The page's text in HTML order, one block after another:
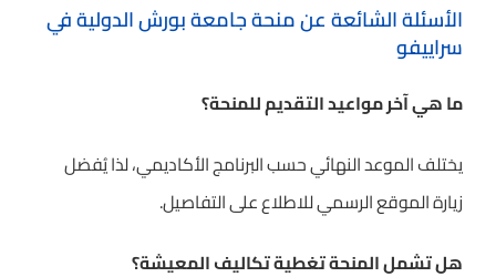
الأسئلة الشائعة عن منحة جامعة بورش الدولية في
سراييفو
ما هي آخر مواعيد التقديم للمنحة؟
يختلف الموعد النهائي حسب البرنامج الأكاديمي، لذا يُفضل
زيارة الموقع الرسمي للاطلاع على التفاصيل.
هل تشمل المنحة تغطية تكاليف المعيشة؟